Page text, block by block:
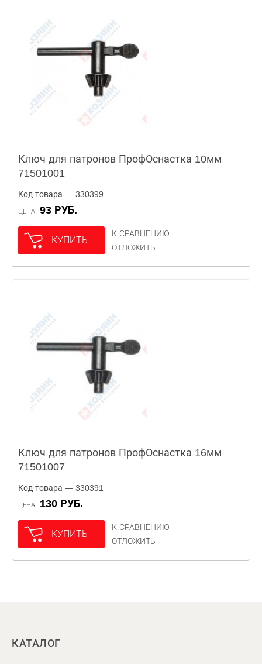
Ключ для патронов ПрофОснастка 10мм
71501001
Код товара — 330399
ЦЕНА 93 РУБ.
КУПИТЬ
К СРАВНЕНИЮ
ОТЛОЖИТЬ
Ключ для патронов ПрофОснастка 16мм
71501007
Код товара — 330391
ЦЕНА 130 РУБ.
КУПИТЬ
К СРАВНЕНИЮ
ОТЛОЖИТЬ
КАТАЛОГ